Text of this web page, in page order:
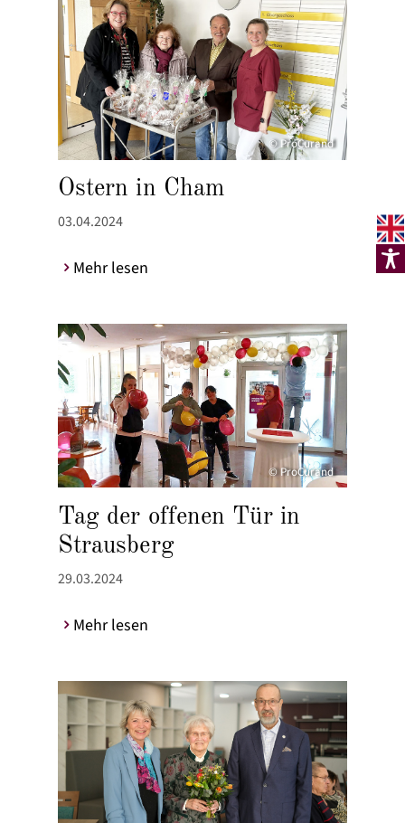
© ProCurand
Ostern in Cham
03.04.2024
Mehr lesen
© ProCurand
Tag der offenen Tür in
Strausberg
29.03.2024
Mehr lesen